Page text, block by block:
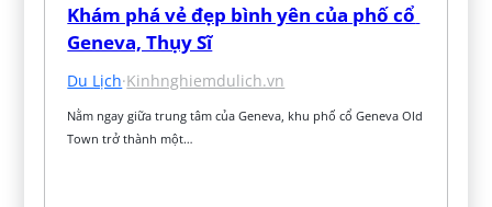
Khám phá vẻ đẹp bình yên của phố cổ
Geneva, Thụy Sĩ
Du Lịch·Kinhnghiemdulich.vn
Nằm ngay giữa trung tâm của Geneva, khu phố cổ Geneva Old
Town trở thành một…